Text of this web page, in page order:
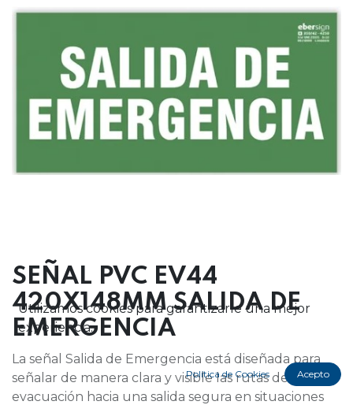
SEÑAL PVC EV44
420X148MM SALIDA DE
EMERGENCIA
La señal Salida de Emergencia está diseñada para
señalar de manera clara y visible las rutas de
evacuación hacia una salida segura en situaciones
Utilizamos cookies para garantizarle una mejor
experiencia.
Política de Cookies Acepto